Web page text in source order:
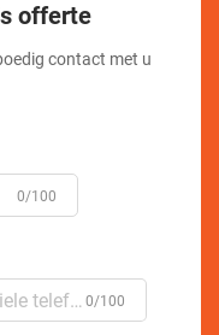
offerte
contact met u
0/100
0/100